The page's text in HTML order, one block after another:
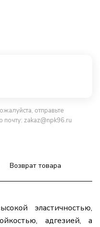
отправьте
почту: zakaz@npk96.ru
Возврат товара
эластичностью,
адгезией, а